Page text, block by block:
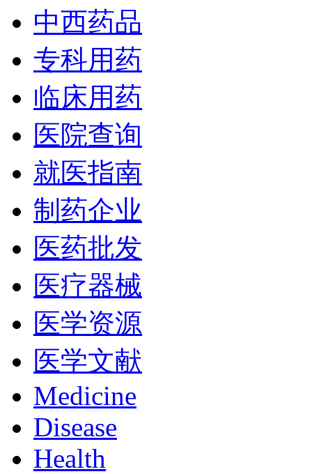
中西药品
专科用药
临床用药
医院查询
就医指南
制药企业
医药批发
医疗器械
医学资源
医学文献
Medicine
Disease
Health